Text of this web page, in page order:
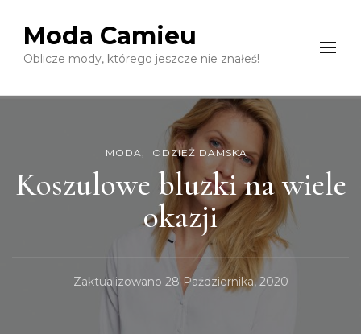
Moda Camieu
Oblicze mody, którego jeszcze nie znałeś!
MODA ODZIEŻ DAMSKA
Koszulowe bluzki na wiele
okazji
Zaktualizowano 28 Października, 2020